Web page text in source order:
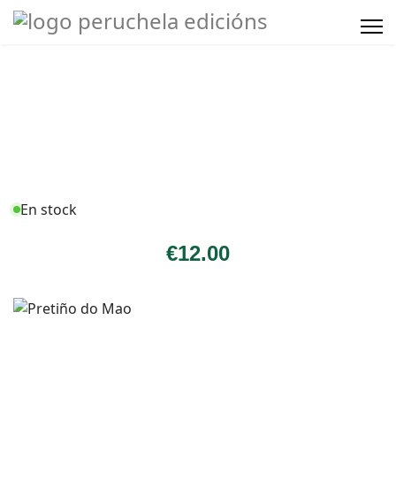
En stock
€12.00